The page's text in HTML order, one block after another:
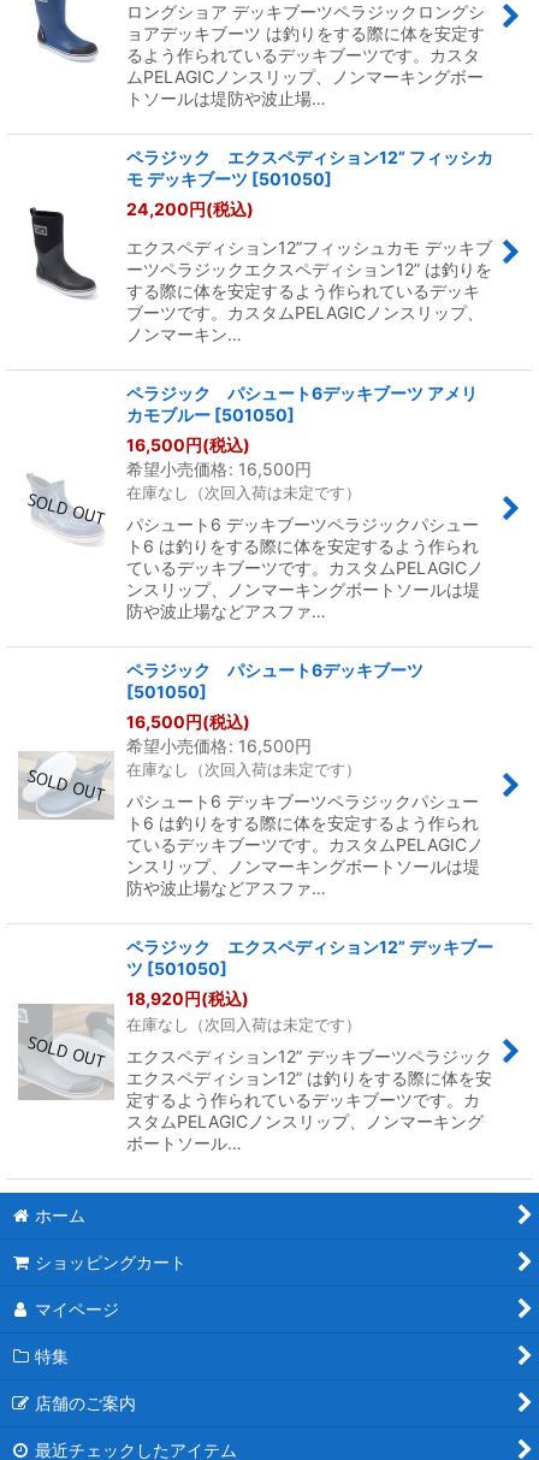
ロングショア デッキブーツペラジックロングシ
ョアデッキブーツ は釣りをする際に体を安定す
るよう作られているデッキブーツです。カスタ
ムPELAGICノンスリップ、ノンマーキングボー
トソールは堤防や波止場…
ペラジック エクスペディション12” フィッシカ
モ デッキブーツ [501050]
24,200円(税込)
エクスペディション12”フィッシュカモ デッキブ
ーツペラジックエクスペディション12” は釣りを
する際に体を安定するよう作られているデッキ
ブーツです。カスタムPELAGICノンスリップ、
ノンマーキン…
ペラジック パシュート6デッキブーツ アメリ
カモブルー [501050]
16,500円(税込)
希望小売価格: 16,500円
在庫なし（次回入荷は未定です）
パシュート6 デッキブーツペラジックパシュー
ト6 は釣りをする際に体を安定するよう作られ
ているデッキブーツです。カスタムPELAGICノ
ンスリップ、ノンマーキングボートソールは堤
防や波止場などアスファ…
ペラジック パシュート6デッキブーツ
[501050]
16,500円(税込)
希望小売価格: 16,500円
在庫なし（次回入荷は未定です）
パシュート6 デッキブーツペラジックパシュー
ト6 は釣りをする際に体を安定するよう作られ
ているデッキブーツです。カスタムPELAGICノ
ンスリップ、ノンマーキングボートソールは堤
防や波止場などアスファ…
ペラジック エクスペディション12” デッキブー
ツ [501050]
18,920円(税込)
在庫なし（次回入荷は未定です）
エクスペディション12” デッキブーツペラジック
エクスペディション12” は釣りをする際に体を安
定するよう作られているデッキブーツです。カ
スタムPELAGICノンスリップ、ノンマーキング
ボートソール…
ホーム
ショッピングカート
マイページ
特集
店舗のご案内
最近チェックしたアイテム